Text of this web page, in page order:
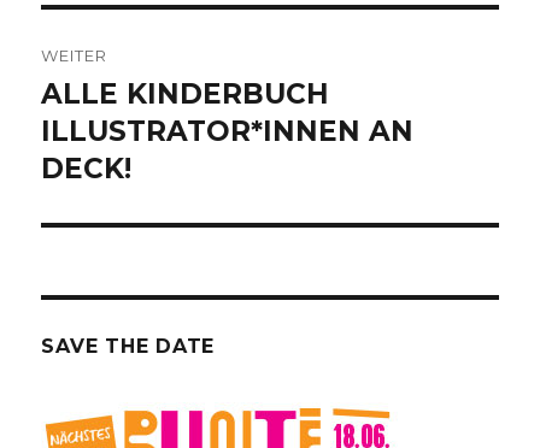
WEITER
Nächster
Beitrag:
ALLE KINDERBUCH
ILLUSTRATOR*INNEN AN
DECK!
SAVE THE DATE